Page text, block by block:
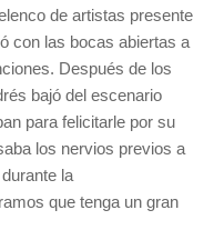
de artistas presente
con las bocas abiertas a
Después de los
bajó del escenario
para felicitarle por su
los nervios previos a
la
que tenga un gran